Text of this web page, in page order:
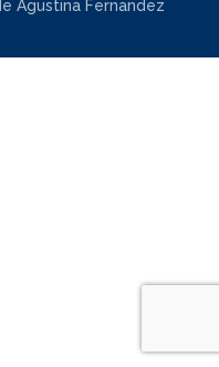
Agustina Fernandez